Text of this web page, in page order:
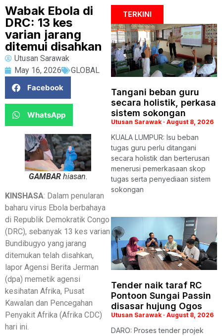
Wabak Ebola di
DRC: 13 kes
varian jarang
ditemui disahkan
Utusan Sarawak
May 16, 2026
GLOBAL
Facebook
WhatsApp
GAMBAR hiasan.
KINSHASA: Dalam penularan
baharu virus Ebola berbahaya
di Republik Demokratik Congo
(DRC), sebanyak 13 kes varian
Bundibugyo yang jarang
ditemukan telah disahkan,
lapor Agensi Berita Jerman
(dpa) memetik agensi
kesihatan Afrika, Pusat
Kawalan dan Pencegahan
Penyakit Afrika (Afrika CDC)
hari ini.
TERKINI
Tangani beban guru
secara holistik, perkasa
sistem sokongan
Utusan Sarawak August 8, 2026
KUALA LUMPUR: Isu beban
tugas guru perlu ditangani
secara holistik dan berterusan
menerusi pemerkasaan skop
tugas serta penyediaan sistem
sokongan
Tender naik taraf RC
Pontoon Sungai Passin
disasar hujung Ogos
Utusan Sarawak August 8, 2026
DARO: Proses tender projek